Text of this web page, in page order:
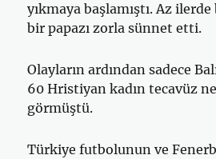
yıkmaya başlamıştı. Az
bir papazı zorla sünnet etti.
Olayların ardından sadece
60 Hristiyan kadın tecavüz
görmüştü.
Türkiye futbolunun ve